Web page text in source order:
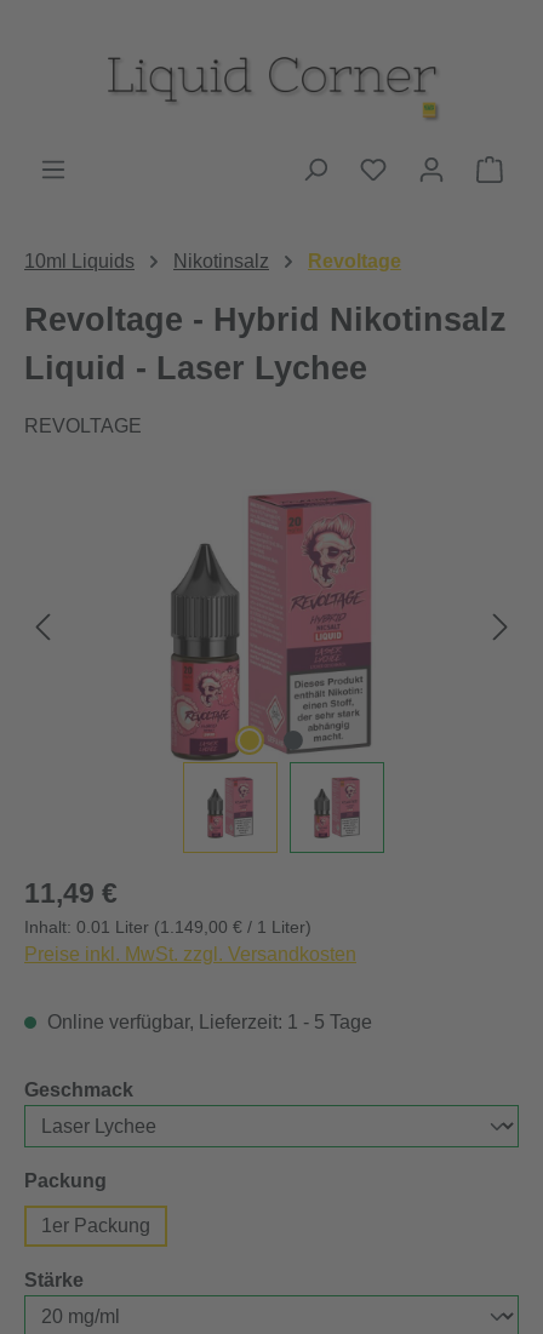
Du hast 0
10ml Liquids Nikotinsalz Revoltage
Revoltage - Hybrid Nikotinsalz
Liquid - Laser Lychee
REVOLTAGE
Bildergalerie überspringen
Regulärer Preis:
11,49 €
Inhalt: 0.01 Liter (1.149,00 € / 1 Liter)
Preise inkl. MwSt. zzgl. Versandkosten
Online verfügbar, Lieferzeit: 1 - 5 Tage
Geschmack
Packung
1er Packung
Stärke